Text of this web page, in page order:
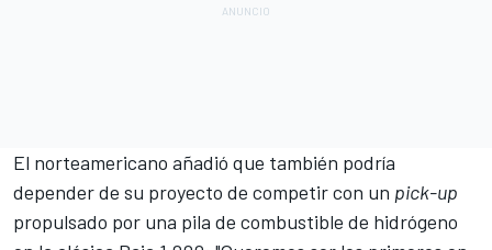
El norteamericano añadió que también podría
depender de su proyecto de competir con un pick-up
propulsado por una pila de combustible de hidrógeno